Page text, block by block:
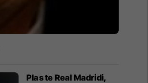
Plas te Real Madridi,